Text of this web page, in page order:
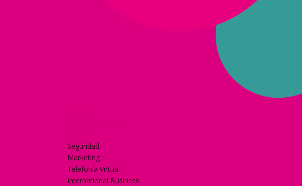
Seguridad
Marketing
Telefonía Virtual
International Business